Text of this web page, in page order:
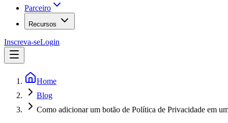
Parceiro
Recursos
Inscreva-seLogin
Home
Blog
Como adicionar um botão de Política de Privacidade em